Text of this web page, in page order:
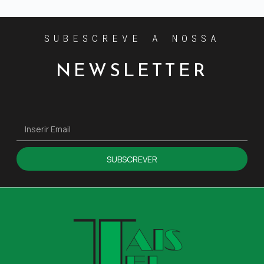
SUBESCREVE A NOSSA
NEWSLETTER
SUBSCREVER